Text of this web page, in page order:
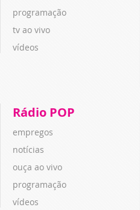
programação
tv ao vivo
vídeos
Rádio POP
empregos
notícias
ouça ao vivo
programação
vídeos